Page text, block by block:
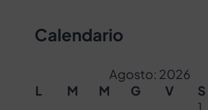
Calendario
Agosto: 2026
L
M M G V S